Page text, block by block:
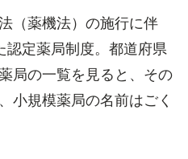
（薬機法）の施行に伴
認定薬局制度。都道府県
局の一覧を見ると、その
小規模薬局の名前はごく